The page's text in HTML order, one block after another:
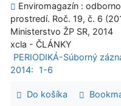
Enviromagazín :
prostredí. Roč. 19, č. 6
Ministerstvo ŽP SR, 2014
xcla - ČLÁNKY
PERIODIKÁ-Súborný
2014:
1-6
Do košíka